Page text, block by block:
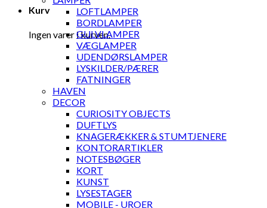
Kurv
Ingen varer i kurven.
LOFTLAMPER
BORDLAMPER
GULVLAMPER
VÆGLAMPER
UDENDØRSLAMPER
LYSKILDER/PÆRER
FATNINGER
HAVEN
DECOR
CURIOSITY OBJECTS
DUFTLYS
KNAGERÆKKER & STUMTJENERE
KONTORARTIKLER
NOTESBØGER
KORT
KUNST
LYSESTAGER
MOBILE - UROER